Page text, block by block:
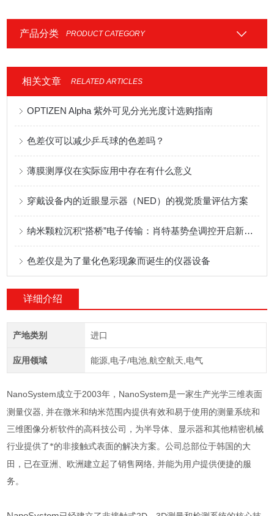
产品分类 PRODUCT CATEGORY
相关文章 RELATED ARTICLES
OPTIZEN Alpha 紫外可见分光光度计选购指南
色差仪可以减少乒乓球的色差吗？
薄膜测厚仪在实际应用中存在有什么意义
穿戴设备内的近眼显示器（NED）的视觉质量评估方案
纳米颗粒沉积“搭桥”电子传输：肖特基势垒调控开启新一代半导体器件新纪元
色差仪是为了量化色彩现象而诞生的仪器设备
详细介绍
产地类别 进口
应用领域 能源,电子/电池,航空航天,电气
NanoSystem成立于2003年， NanoSystem是一家生产光学三维表面
测量仪器
并在微米和纳米范围内提供有效和易于使用的测量系统和
三维图像分析软件的高科技公司，为半导体、显示器和其他精密机械
行业提供了*的非接触式表面的解决方案。公司总部位于韩国的大
田，已在亚洲、欧洲建立起了销售网络 并能为用户提供便捷的服
务。